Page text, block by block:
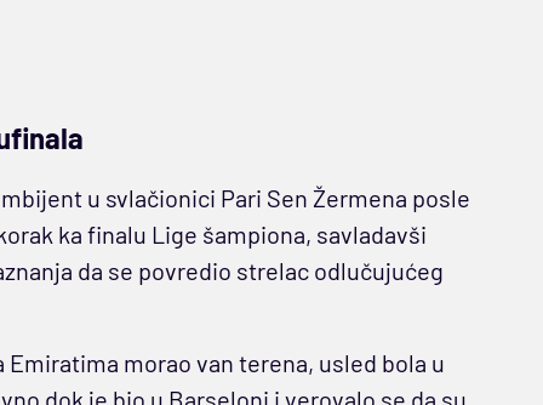
u svlačionici Pari Sen Žermena posle
ka finalu Lige šampiona, savladavši
da se povredio strelac odlučujućeg
morao van terena, usled bola u
dok je bio u Barseloni i verovalo se da su